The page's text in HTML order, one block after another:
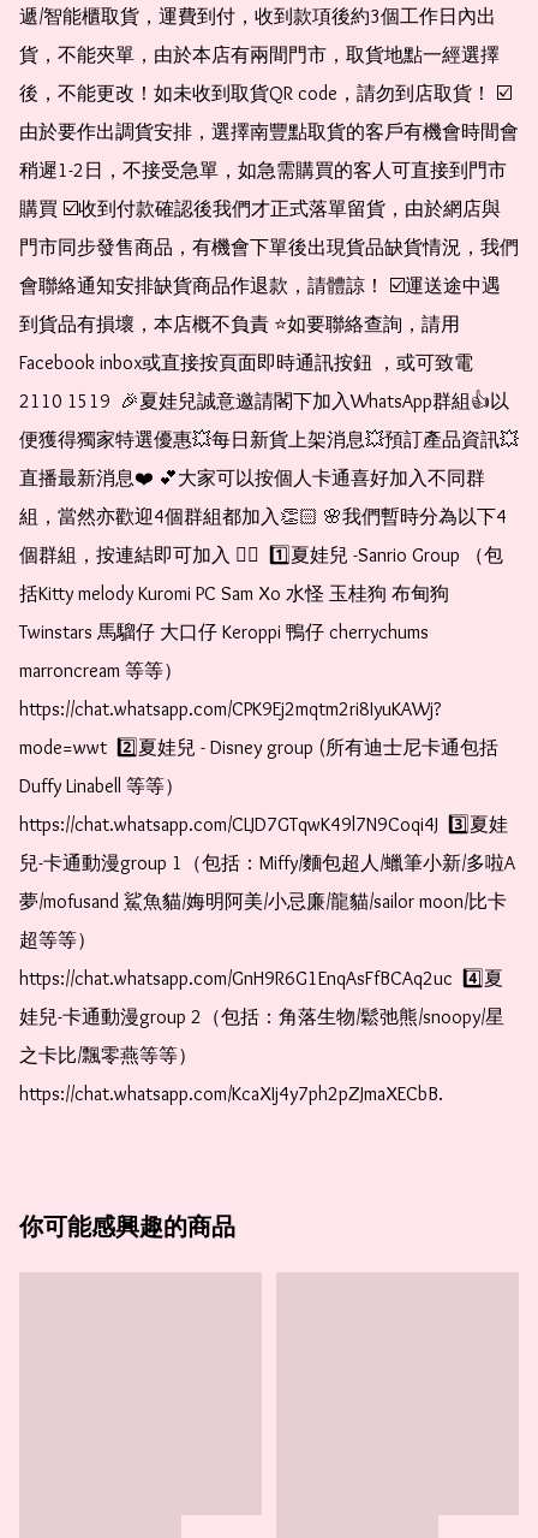
遞/智能櫃取貨，運費到付，收到款項後約3個工作日內出
貨，不能夾單，由於本店有兩間門市，取貨地點一經選擇
後，不能更改！如未收到取貨QR code，請勿到店取貨！ ☑️
由於要作出調貨安排，選擇南豐點取貨的客戶有機會時間會
稍遲1-2日，不接受急單，如急需購買的客人可直接到門市
購買 ☑️收到付款確認後我們才正式落單留貨，由於網店與
門市同步發售商品，有機會下單後出現貨品缺貨情況，我們
會聯絡通知安排缺貨商品作退款，請體諒！ ☑️運送途中遇
到貨品有損壞，本店概不負責 ⭐️如要聯絡查詢，請用
Facebook inbox或直接按頁面即時通訊按鈕 ，或可致電
2110 1519  🎉夏娃兒誠意邀請閣下加入WhatsApp群組👍以
便獲得獨家特選優惠💥每日新貨上架消息💥預訂產品資訊💥
直播最新消息❤️ 💕大家可以按個人卡通喜好加入不同群
組，當然亦歡迎4個群組都加入👏🏻 🌸我們暫時分為以下4
個群組，按連結即可加入 👇🏻  1️⃣夏娃兒 -Sanrio Group （包
括Kitty melody Kuromi PC Sam Xo 水怪 玉桂狗 布甸狗
Twinstars 馬騮仔 大口仔 Keroppi 鴨仔 cherrychums
marroncream 等等）
https://chat.whatsapp.com/CPK9Ej2mqtm2ri8IyuKAWj?
mode=wwt  2️⃣夏娃兒 - Disney group (所有迪士尼卡通包括
Duffy Linabell 等等）
https://chat.whatsapp.com/CLJD7GTqwK49l7N9Coqi4J  3️⃣夏娃
兒-卡通動漫group 1（包括：Miffy/麵包超人/蠟筆小新/多啦A
夢/mofusand 鯊魚貓/娒明阿美/小忌廉/龍貓/sailor moon/比卡
超等等）
https://chat.whatsapp.com/GnH9R6G1EnqAsFfBCAq2uc  4️⃣夏
娃兒-卡通動漫group 2（包括：角落生物/鬆弛熊/snoopy/星
之卡比/飄零燕等等）
https://chat.whatsapp.com/KcaXIj4y7ph2pZJmaXECbB.
你可能感興趣的商品